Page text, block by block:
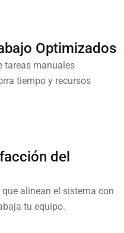
Optimizados
tareas manuales
tiempo y recursos
del
alinean el sistema con
tu equipo.